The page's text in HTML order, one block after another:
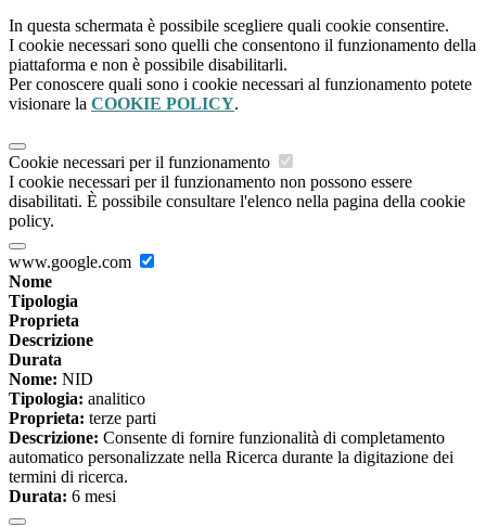
In questa schermata è possibile scegliere quali cookie consentire.
I cookie necessari sono quelli che consentono il funzionamento della
piattaforma e non è possibile disabilitarli.
Per conoscere quali sono i cookie necessari al funzionamento potete
visionare la COOKIE POLICY.
Cookie necessari per il funzionamento
I cookie necessari per il funzionamento non possono essere
disabilitati. È possibile consultare l'elenco nella pagina della cookie
policy.
www.google.com
Nome
Tipologia
Proprieta
Descrizione
Durata
Nome: NID
Tipologia: analitico
Proprieta: terze parti
Descrizione: Consente di fornire funzionalità di completamento
automatico personalizzate nella Ricerca durante la digitazione dei
termini di ricerca.
Durata: 6 mesi